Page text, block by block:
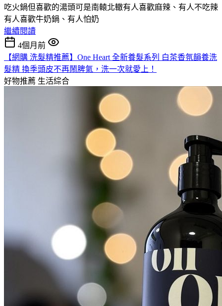
吃火鍋但喜歡的湯頭可是南轅北轍有人喜歡麻辣、有人不吃辣
有人喜歡牛奶鍋、有人怕奶
繼續閱讀
4個月前
【網購 洗髮精推薦】One Heart 全新養髮系列 白茶香氛韻養洗
髮精 換季頭皮不再鬧脾氣，洗一次就愛上！
好物推薦 生活綜合